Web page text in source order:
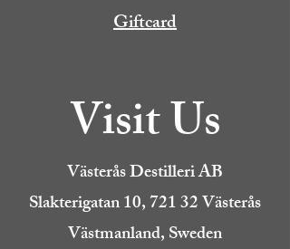
Giftcard
Visit Us
Västerås Destilleri AB
Slakterigatan 10, 721 32 Västerås
Västmanland, Sweden